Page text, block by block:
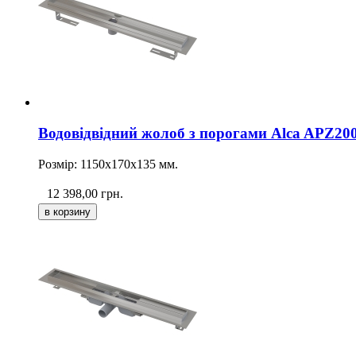
Водовідвідний жолоб з порогами Alca
Розмір: 1150х170х135 мм.
12 398,00 грн.